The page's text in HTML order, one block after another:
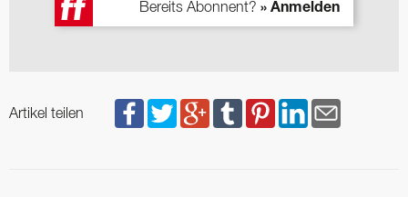
Bereits Abonnent? » Anmelden
Artikel teilen